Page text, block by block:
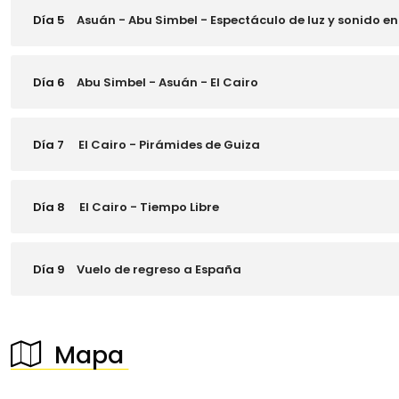
Día 5 Asuán - Abu Simbel - Espectáculo de luz y sonido
Día 6 Abu Simbel - Asuán - El Cairo
Día 7 El Cairo - Pirámides de Guiza
Día 8 El Cairo - Tiempo Libre
Día 9 Vuelo de regreso a España
Mapa
────────────